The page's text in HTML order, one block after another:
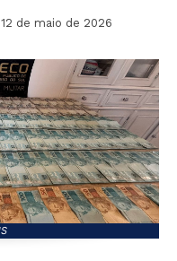
12 de maio de 2026